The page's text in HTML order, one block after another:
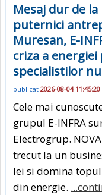
Mesaj dur de
puternici
Muresan, E-
criza a
specialistilor
publicat 2026-08-04 11:45:20
Cele mai
grupul E-INFRA
Electrogrup.
trecut la un
lei si domina
din energie.